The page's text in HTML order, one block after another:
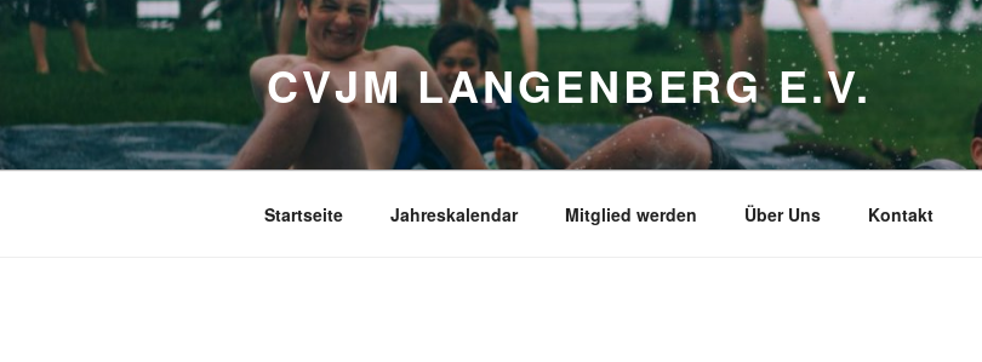
Zum
Inhalt
springen
CVJM LANGENBERG E.V.
Startseite Jahreskalendar Mitglied werden Über Uns Kontakt